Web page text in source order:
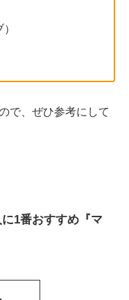
で、ぜひ参考にして
1番おすすめ『マ